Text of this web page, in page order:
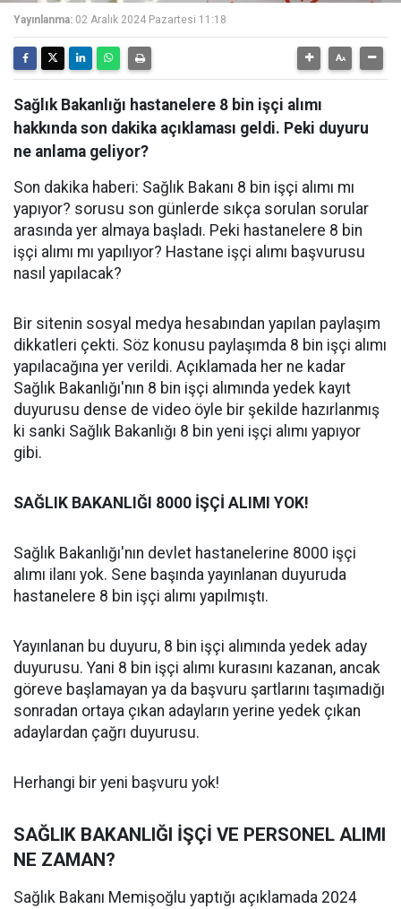
Yayınlanma: 02 Aralık 2024 Pazartesi 11:18
Sağlık Bakanlığı hastanelere 8 bin işçi alımı
hakkında son dakika açıklaması geldi. Peki duyuru
ne anlama geliyor?
Son dakika haberi: Sağlık Bakanı 8 bin işçi alımı mı
yapıyor? sorusu son günlerde sıkça sorulan sorular
arasında yer almaya başladı. Peki hastanelere 8 bin
işçi alımı mı yapılıyor? Hastane işçi alımı başvurusu
nasıl yapılacak?
Bir sitenin sosyal medya hesabından yapılan paylaşım
dikkatleri çekti. Söz konusu paylaşımda 8 bin işçi alımı
yapılacağına yer verildi. Açıklamada her ne kadar
Sağlık Bakanlığı'nın 8 bin işçi alımında yedek kayıt
duyurusu dense de video öyle bir şekilde hazırlanmış
ki sanki Sağlık Bakanlığı 8 bin yeni işçi alımı yapıyor
gibi.
SAĞLIK BAKANLIĞI 8000 İŞÇİ ALIMI YOK!
Sağlık Bakanlığı'nın devlet hastanelerine 8000 işçi
alımı ilanı yok. Sene başında yayınlanan duyuruda
hastanelere 8 bin işçi alımı yapılmıştı.
Yayınlanan bu duyuru, 8 bin işçi alımında yedek aday
duyurusu. Yani 8 bin işçi alımı kurasını kazanan, ancak
göreve başlamayan ya da başvuru şartlarını taşımadığı
sonradan ortaya çıkan adayların yerine yedek çıkan
adaylardan çağrı duyurusu.
Herhangi bir yeni başvuru yok!
SAĞLIK BAKANLIĞI İŞÇİ VE PERSONEL ALIMI
NE ZAMAN?
Sağlık Bakanı Memişoğlu yaptığı açıklamada 2024